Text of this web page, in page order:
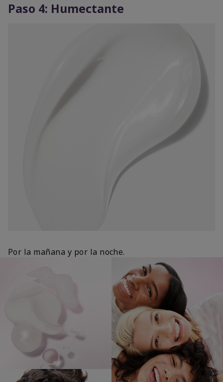
Paso 4: Humectante
Por la mañana y por la noche.